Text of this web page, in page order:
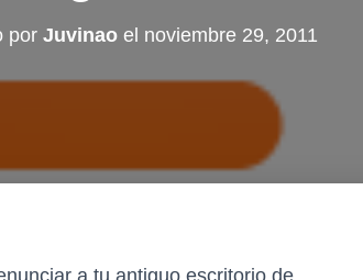
por Juvinaoel noviembre 29, 2011
a tu antiguo escritorio de